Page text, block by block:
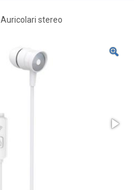
Auricolari stereo